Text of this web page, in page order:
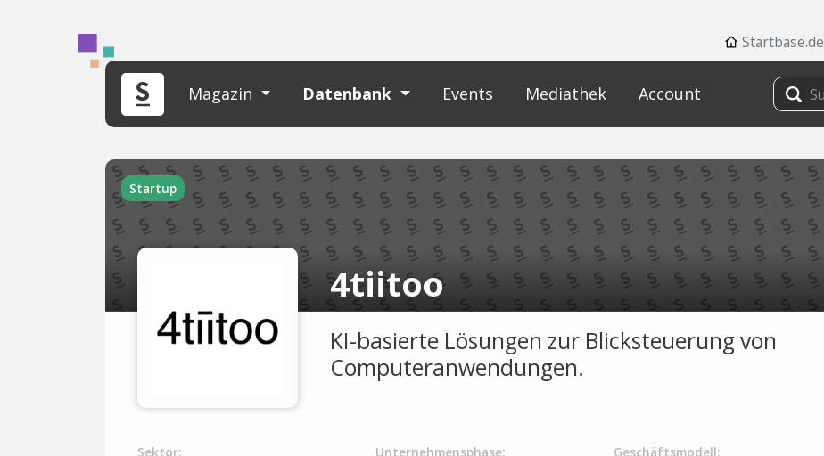
Startbase.de
Magazin Datenbank Events Mediathek Account
Startup
4tiitoo
KI-basierte Lösungen zur Blicksteuerung von
Computeranwendungen.
Sektor: Unternehmensphase: Geschäftsmodell: